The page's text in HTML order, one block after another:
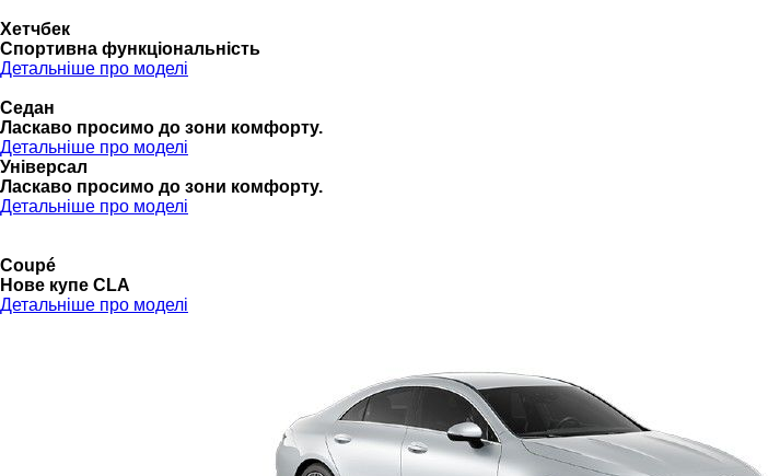
Хетчбек
Спортивна функціональність
Детальніше про моделі
Седан
Ласкаво просимо до зони комфорту.
Детальніше про моделі
Універсал
Ласкаво просимо до зони комфорту.
Детальніше про моделі
Coupé
Нове купе CLA
Детальніше про моделі